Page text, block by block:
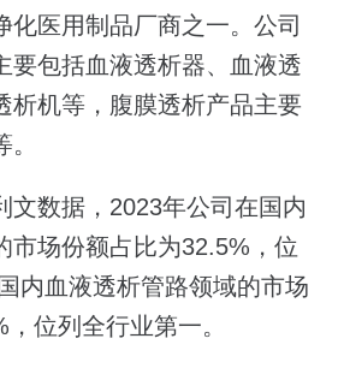
化医用制品厂商之一。公司
要包括血液透析器、血液透
析机等，腹膜透析产品主要
文数据，2023年公司在国内
市场份额占比为32.5%，位
内血液透析管路领域的市场
位列全行业第一。